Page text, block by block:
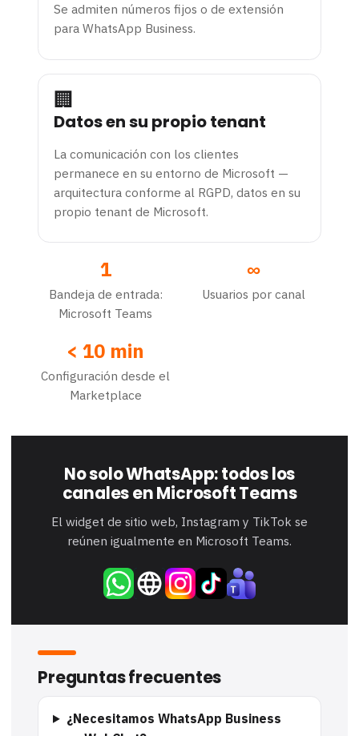
Se admiten números fijos o de extensión
para WhatsApp Business.
🏢
Datos en su propio tenant
La comunicación con los clientes
permanece en su entorno de Microsoft —
arquitectura conforme al RGPD, datos en su
propio tenant de Microsoft.
1
Bandeja de entrada:
Microsoft Teams
∞
Usuarios por canal
< 10 min
Configuración desde el
Marketplace
No solo WhatsApp: todos los
canales en Microsoft Teams
El widget de sitio web, Instagram y TikTok se
reúnen igualmente en Microsoft Teams.
Preguntas frecuentes
¿Necesitamos WhatsApp Business